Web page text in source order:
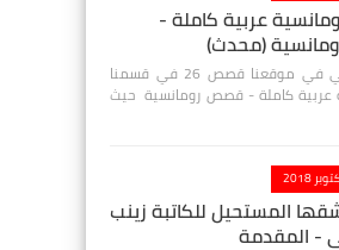
عربية كاملة -
(محدث)
مرحباً بكم أصدقائي وأحبابي في موقعنا قصص 26 في قسمنا
عربية كاملة - قصص رومانسية حيث
المستحيل للكاتبة زينب
المقدمة